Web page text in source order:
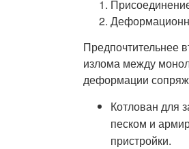
Предпочтительнее
излома между
деформации
Котлован для
песком и
пристройки.